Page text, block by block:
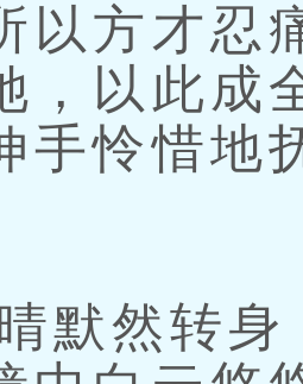
以方才忍
，以此成
手怜惜地
然转身